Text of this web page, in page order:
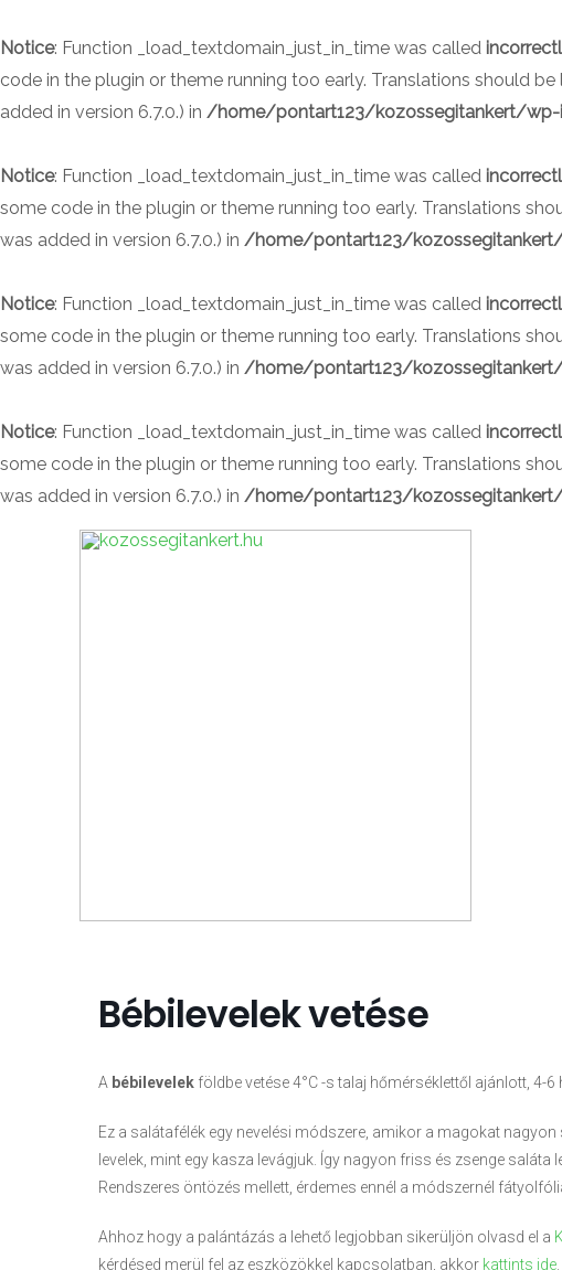
Notice: Function _load_textdomain_just_in_time was called
code in the plugin or theme running too early. Translations should
added in version 6.7.0.) in /home/pontart123/kozossegitankert/wp-
Notice: Function _load_textdomain_just_in_time was called
some code in the plugin or theme running too early. Translations
was added in version 6.7.0.) in /home/pontart123/
Notice: Function _load_textdomain_just_in_time was called
some code in the plugin or theme running too early. Translations
was added in version 6.7.0.) in /home/pontart123/
Notice: Function _load_textdomain_just_in_time was called
some code in the plugin or theme running too early. Translations
was added in version 6.7.0.) in /home/pontart123/
to
content
Bébilevelek vetése
A bébilevelek földbe vetése 4°C -s talaj hőmérséklettől ajánlott, 4-6
Ez a salátafélék egy nevelési módszere, amikor a magokat
levelek, mint egy kasza levágjuk. Így nagyon friss és zsenge saláta
Rendszeres öntözés mellett, érdemes ennél a módszernél
Ahhoz hogy a palántázás a lehető legjobban sikerüljön olvasd el a
kérdésed merül fel az eszközökkel kapcsolatban, akkor kattints ide